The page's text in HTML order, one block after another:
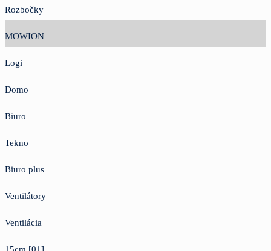
Rozbočky
MOWION
Logi
Domo
Biuro
Tekno
Biuro plus
Ventilátory
Ventilácia
15cm [01]